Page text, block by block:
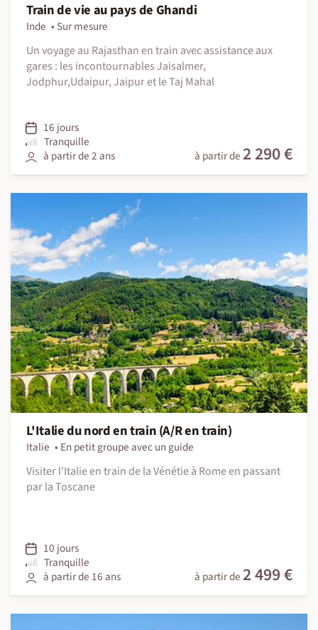
Train de vie au pays de Ghandi
Inde
Sur mesure
Un voyage au Rajasthan en train avec assistance aux
gares : les incontournables Jaisalmer,
Jodphur,Udaipur, Jaipur et le Taj Mahal
16 jours
Tranquille
à partir de 2 ans
à partir de 2 290 €
L'Italie du nord en train (A/R en train)
Italie
En petit groupe avec un guide
Visiter l'Italie en train de la Vénétie à Rome en passant
par la Toscane
10 jours
Tranquille
à partir de 16 ans
à partir de 2 499 €